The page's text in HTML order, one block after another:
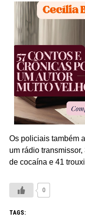
Os policiais também
um rádio
de cocaína e 41
0
TAGS: